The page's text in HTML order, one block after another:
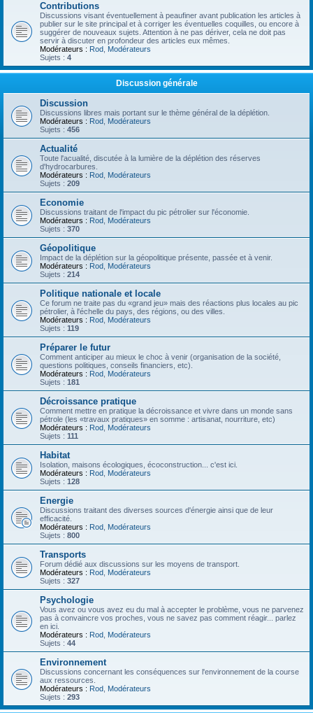
Contributions
Discussions visant éventuellement à peaufiner avant publication les articles à
publier sur le site principal et à corriger les éventuelles coquilles, ou encore à
suggérer de nouveaux sujets. Attention à ne pas dériver, cela ne doit pas
servir à discuter en profondeur des articles eux mêmes.
Modérateurs : Rod Modérateurs
Sujets : 4
Discussion générale
Discussion
Discussions libres mais portant sur le thème général de la déplétion.
Modérateurs : Rod Modérateurs
Sujets : 456
Actualité
Toute l'acualité, discutée à la lumière de la déplétion des réserves
d'hydrocarbures.
Modérateurs : Rod Modérateurs
Sujets : 209
Economie
Discussions traitant de l'impact du pic pétrolier sur l'économie.
Modérateurs : Rod Modérateurs
Sujets : 370
Géopolitique
Impact de la déplétion sur la géopolitique présente, passée et à venir.
Modérateurs : Rod Modérateurs
Sujets : 214
Politique nationale et locale
Ce forum ne traite pas du «grand jeu» mais des réactions plus locales au pic
pétrolier, à l'échelle du pays, des régions, ou des villes.
Modérateurs : Rod Modérateurs
Sujets : 119
Préparer le futur
Comment anticiper au mieux le choc à venir (organisation de la société,
questions politiques, conseils financiers, etc).
Modérateurs : Rod Modérateurs
Sujets : 181
Décroissance pratique
Comment mettre en pratique la décroissance et vivre dans un monde sans
pétrole (les «travaux pratiques» en somme : artisanat, nourriture, etc)
Modérateurs : Rod Modérateurs
Sujets : 111
Habitat
Isolation, maisons écologiques, écoconstruction... c'est ici.
Modérateurs : Rod Modérateurs
Sujets : 128
Energie
Discussions traitant des diverses sources d'énergie ainsi que de leur
efficacité.
Modérateurs : Rod Modérateurs
Sujets : 800
Transports
Forum dédié aux discussions sur les moyens de transport.
Modérateurs : Rod Modérateurs
Sujets : 327
Psychologie
Vous avez ou vous avez eu du mal à accepter le problème, vous ne parvenez
pas à convaincre vos proches, vous ne savez pas comment réagir... parlez
en ici.
Modérateurs : Rod Modérateurs
Sujets : 44
Environnement
Discussions concernant les conséquences sur l'environnement de la course
aux ressources.
Modérateurs : Rod Modérateurs
Sujets : 293